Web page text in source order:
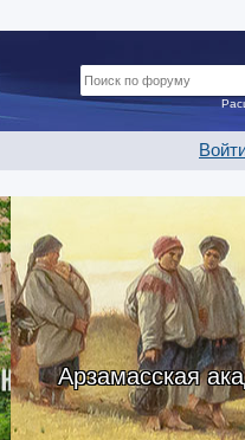
Арзамасская